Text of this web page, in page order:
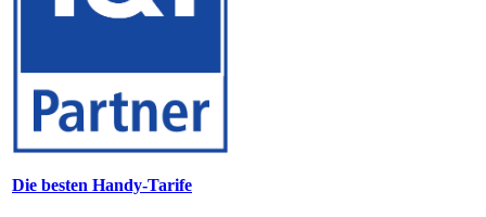
Die besten Handy-Tarife